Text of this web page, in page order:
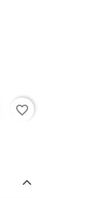
favorite_border